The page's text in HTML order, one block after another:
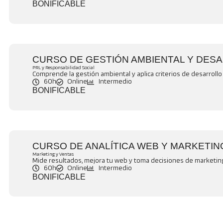
BONIFICABLE
CURSO DE GESTIÓN AMBIENTAL Y
PRL y Responsabilidad Social
Comprende la gestión ambiental y aplica criterios de
60h
Online Intermedio
BONIFICABLE
CURSO DE ANALÍTICA WEB Y
Marketing y Ventas
Mide resultados, mejora tu web y toma decisiones de
60h
Online Intermedio
BONIFICABLE